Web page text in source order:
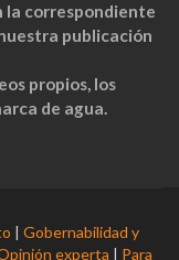
la correspondiente
publicación
propios, los
de agua.
| Gobernabilidad y
experta | Para